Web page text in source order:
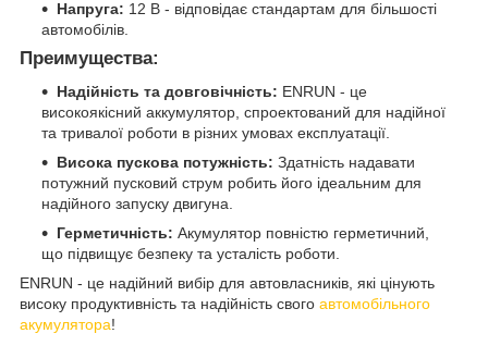
Напруга: 12 В - відповідає стандартам для більшості
автомобілів.
Преимущества:
Надійність та довговічність: ENRUN - це
високоякісний аккумулятор, спроектований для надійної
та тривалої роботи в різних умовах експлуатації.
Висока пускова потужність: Здатність надавати
потужний пусковий струм робить його ідеальним для
надійного запуску двигуна.
Герметичність: Акумулятор повністю герметичний,
що підвищує безпеку та усталість роботи.
ENRUN - це надійний вибір для автовласників, які цінують
високу продуктивність та надійність свого автомобільного
акумулятора!